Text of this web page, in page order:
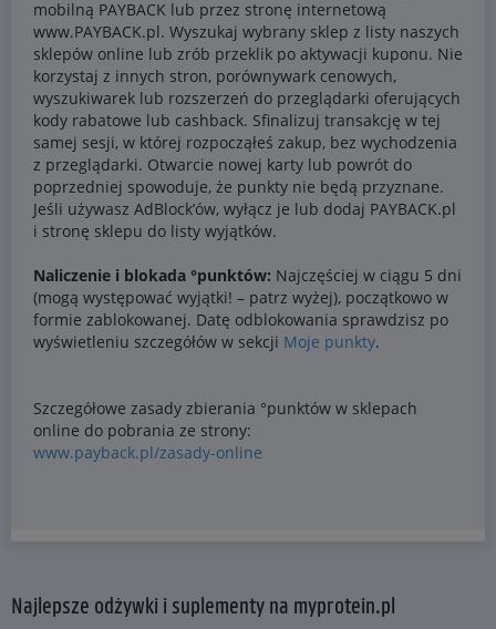
Najlepsze odżywki i suplementy na myprotein.pl